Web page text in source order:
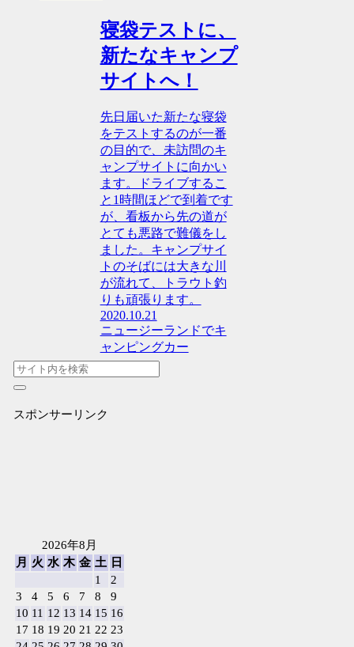
寝袋テストに、
新たなキャンプ
サイトへ！
先日届いた新たな寝袋
をテストするのが一番
の目的で、未訪問のキ
ャンプサイトに向かい
ます。ドライブするこ
と1時間ほどで到着です
が、看板から先の道が
とても悪路で難儀をし
ました。キャンプサイ
トのそばには大きな川
が流れて、トラウト釣
りも頑張ります。
2020.10.21
ニュージーランドでキ
ャンピングカー
スポンサーリンク
2026年8月
月
火 水 木 金 土
日
1
2
3
4 5 6 7 8
9
10 11 12 13 14 15 16
17 18 19 20 21 22 23